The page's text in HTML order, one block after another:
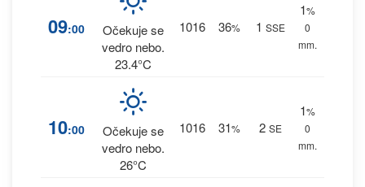
09:00
Očekuje se
vedro nebo.
23.4°C
1016 36% 1 SSE
1%
0
mm.
10:00
Očekuje se
vedro nebo.
26°C
1016 31% 2 SE
1%
0
mm.